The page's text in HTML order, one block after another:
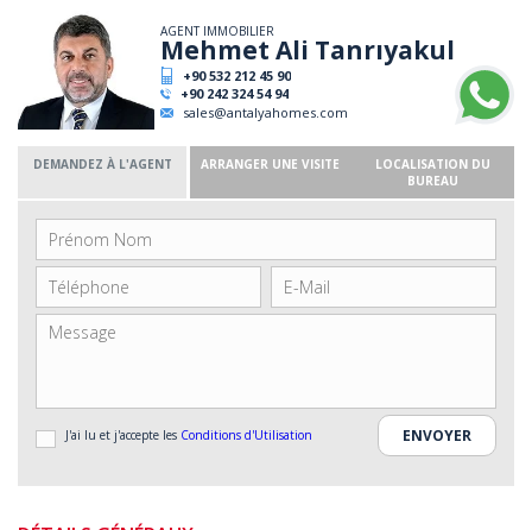
AGENT IMMOBILIER
Mehmet Ali Tanrıyakul
+90 532 212 45 90
+90 242 324 54 94
sales@antalyahomes.com
DEMANDEZ À L'AGENT ARRANGER UNE VISITE
LOCALISATION DU
BUREAU
J'ai lu et j'accepte les Conditions d'Utilisation